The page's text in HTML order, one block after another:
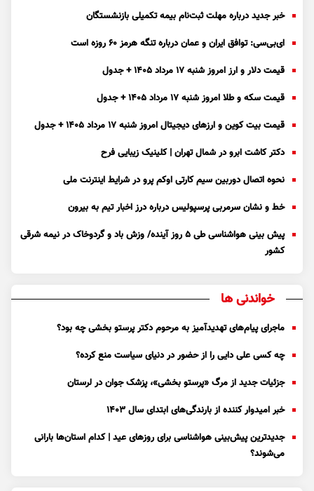
خبر جدید درباره مهلت ثبت‌نام بیمه تکمیلی بازنشستگان
ای‌بی‌سی: توافق ایران و عمان درباره تنگه هرمز ۶۰ روزه است
قیمت دلار و ارز امروز شنبه ۱۷ مرداد ۱۴۰۵ + جدول
قیمت سکه و طلا امروز شنبه ۱۷ مرداد ۱۴۰۵ + جدول
قیمت بیت کوین و ارز‌های دیجیتال امروز شنبه ۱۷ مرداد ۱۴۰۵ + جدول
دکتر کاشت ابرو در شمال تهران | کلینیک زیبایی فرح
نحوه اتصال دوربین سیم کارتی اوکم پرو در شرایط اینترنت ملی
خط و نشان سرمربی پرسپولیس درباره درز اخبار تیم به بیرون
پیش بینی هواشناسی طی ۵ روز آینده/ وزش باد و گردوخاک در نیمه شرقی
کشور
خواندنی ها
ماجرای پیام‌های تهدیدآمیز به مرحوم دکتر پرستو بخشی چه بود؟
چه کسی علی دایی را از حضور در دنیای سیاست منع کرده؟
جزئیات جدید از مرگ «پرستو بخشی»، پزشک جوان در لرستان
خبر امیدوار کننده از بارندگی‌های ابتدای سال ۱۴۰۳
جدیدترین پیش‌بینی هواشناسی برای روزهای عید | کدام استان‌ها بارانی
می‌شوند؟